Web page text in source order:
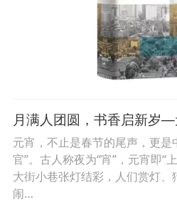
月满人团圆，书香启新岁
元宵，不止是春节的尾声，更是
官”。古人称夜为“宵”，元宵即“
大街小巷张灯结彩，人们赏灯
闹…